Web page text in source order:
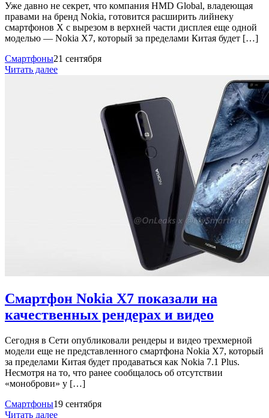
Уже давно не секрет, что компания HMD Global, владеющая
правами на бренд Nokia, готовится расширить лийнеку
смартфонов Х с вырезом в верхней части дисплея еще одной
моделью — Nokia X7, который за пределами Китая будет […]
Смартфоны21 сентября
Читать далее
Смартфон Nokia X7 показали на
качественных рендерах и видео
Сегодня в Сети опубликовали рендеры и видео трехмерной
модели еще не представленного смартфона Nokia X7, который
за пределами Китая будет продаваться как Nokia 7.1 Plus.
Несмотря на то, что ранее сообщалось об отсутствии
«моноброви» у […]
Смартфоны19 сентября
Читать далее